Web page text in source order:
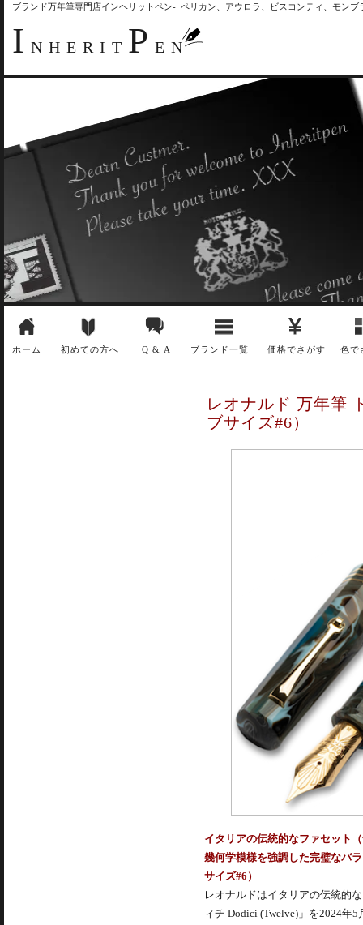
ブランド万年筆専門店インヘリットペン- ペリカン、アウロラ、ビスコンティ、モン
I NHERIT P EN
ホーム 初めての方へ Q & A ブランド一覧 価格でさがす 色で
レオナルド 万年筆
ブサイズ#6）
イタリアの伝統的なファセット
幾何学模様を強調した完璧なバ
サイズ#6）
レオナルドはイタリアの伝統的
ィチ Dodici (Twelve)」を2024年